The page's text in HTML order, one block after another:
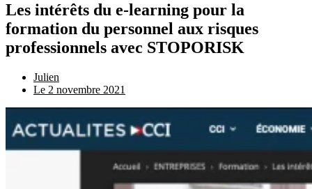
Les intérêts du e-learning pour la
formation du personnel aux risques
professionnels avec STOPORISK
Julien
Le 2 novembre 2021